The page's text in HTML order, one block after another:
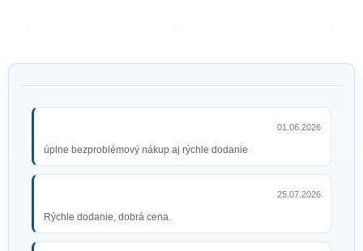
01.06.2026
úplne bezproblémový nákup aj rýchle dodanie
25.07.2026
Rýchle dodanie, dobrá cena.